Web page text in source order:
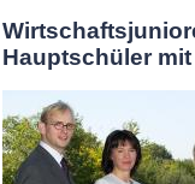
Hauptschüler